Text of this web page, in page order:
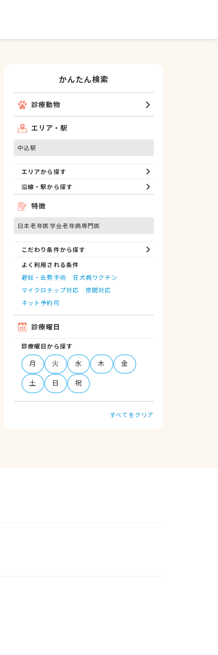
かんたん検索
診療動物
エリア・駅
中込駅
エリアから探す
沿線・駅から探す
特徴
日本老年医学会老年病専門医
こだわり条件から探す
よく利用される条件
避妊・去勢手術
狂犬病ワクチン
マイクロチップ対応
夜間対応
ネット予約可
診療曜日
診療曜日から探す
月 火 水 木
金
土
日 祝
すべてをクリア